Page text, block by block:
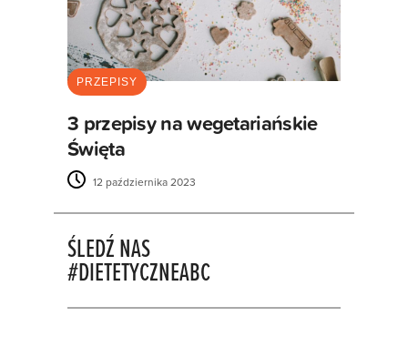
PRZEPISY
3 przepisy na wegetariańskie
Święta
12 października 2023
ŚLEDŹ NAS
#DIETETYCZNEABC